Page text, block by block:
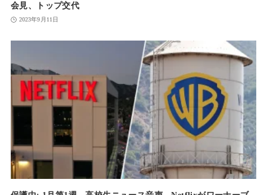
会見、トップ交代
2023年9月11日